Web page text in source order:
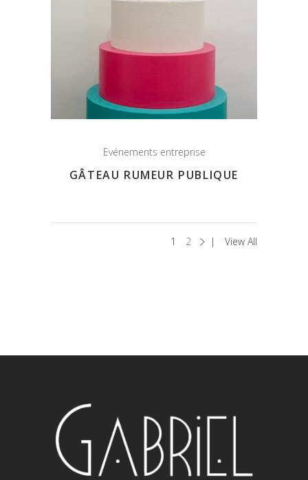
Evénements entreprise
GÂTEAU RUMEUR PUBLIQUE
1 2 View All